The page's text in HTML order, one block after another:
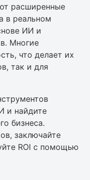
расширенные
в реальном
ИИ и
Многие
что делает их
так и для
и найдите
бизнеса.
заключайте
ROI с помощью